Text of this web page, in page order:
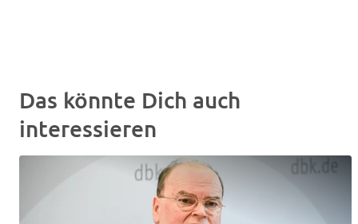
Das könnte Dich auch
interessieren